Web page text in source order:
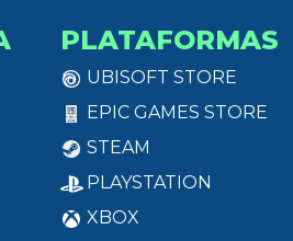
PLATAFORMAS
UBISOFT STORE
EPIC GAMES STORE
STEAM
PLAYSTATION
XBOX